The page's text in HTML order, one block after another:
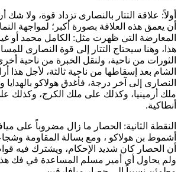
أولاً: علاقة التتار بالنصارى تزداد قوة، ولا شك
أن يعمق هذه العلاقة بصورة أكبر؛ لمواجهة
المعارضة التي ظهرت مثل: الكامل محمد أو
هذا، وهنا سيحتاج التتار إلى قوة النصارى
الثورات من ناحية، ولنقل الخبرة من ناحية
الشام بعد إسقاطها من ناحية ثالثة، لأجل هذا
النصارى إلى آخر درجة، فأغدق هولاكو
ملك أرمينيا، وكذلك على ملك الكرج، وكذلك
أنطاكية.
النقطة الثانية: الحصار ما زال مضروباً على
أشموط بن هولاكو ، ومع بسالة المقاومة
أن الحصار كان شديد الإحكام، ويشترك فيه
ولم يحاول أي أمير مسلم المساعدة في فك